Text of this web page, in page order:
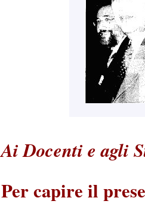
Ai Docenti e agli
Per capire il